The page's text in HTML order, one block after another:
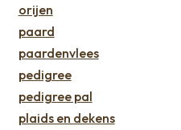
orijen
paard
paardenvlees
pedigree
pedigree pal
plaids en dekens